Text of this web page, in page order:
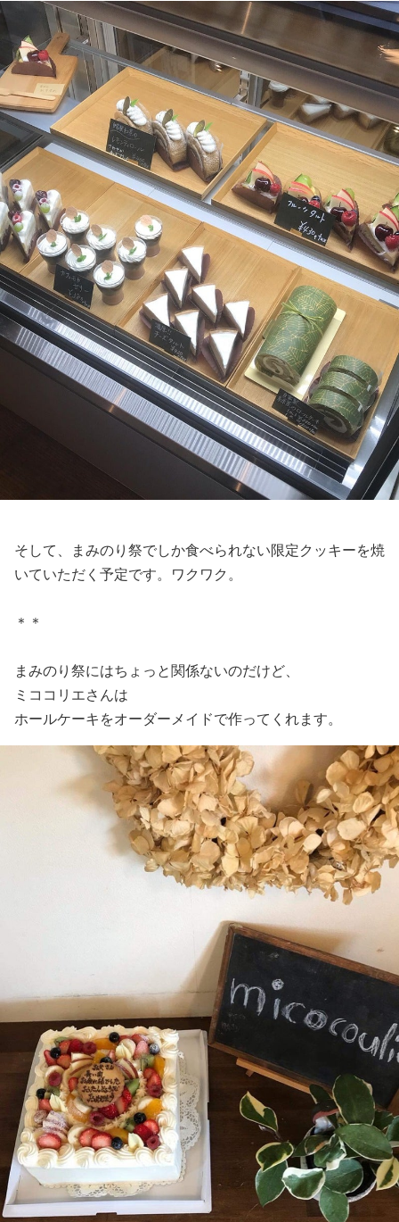
そして、まみのり祭でしか食べられない限定クッキーを焼
いていただく予定です。ワクワク。
＊＊
まみのり祭にはちょっと関係ないのだけど、
ミココリエさんは
ホールケーキをオーダーメイドで作ってくれます。